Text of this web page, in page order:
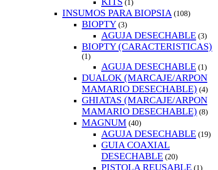
(1)
INSUMOS PARA BIOPSIA (108)
BIOPTY (3)
AGUJA DESECHABLE (3)
BIOPTY (CARACTERISTICAS)
(1)
AGUJA DESECHABLE (1)
DUALOK (MARCAJE/ARPON
MAMARIO DESECHABLE) (4)
GHIATAS (MARCAJE/ARPON
MAMARIO DESECHABLE) (8)
MAGNUM (40)
AGUJA DESECHABLE (19)
GUIA COAXIAL
DESECHABLE (20)
PISTOLA REUSABLE (1)